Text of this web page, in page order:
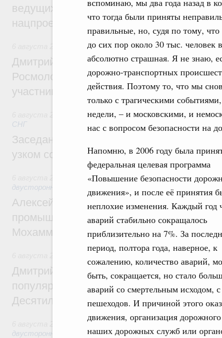
вспоминаю, мы два года назад в
что тогда были приняты
правильные, но, судя по тому,
до сих пор около 30 тыс. человек
абсолютно страшная. Я не знаю,
дорожно-транспортных
действия. Поэтому то, что мы
только с трагическими
недели, – и московскими, и
нас с вопросом безопасности на
Напомню, в 2006 году была
федеральная целевая программа
«Повышение безопасности
движения», и после её принятия
неплохие изменения. Каждый год
аварий стабильно сокращалось
приблизительно на 7%. За
период, полтора года, наверное, к
сожалению, количество аварий,
быть, сокращается, но стало
аварий со смертельным исходом,
пешеходов. И причиной этого
движения, организация
наших дорожных служб или
ведущих к спортивным объектам,
нацпроекту «Инфраструктура для
Молодёжная политика
Дмитрий Чернышенко, Сергей Кравцов и
Росмолодёжи Григорий Гуров
участников проекта «Кольцо открытий»
Евразийский экономический союз.
СНГ
Заседание Евразийского
узком составе
Экономические отношения с
двусторонней основе
Алексей Оверчук провёл рабочую
промышленности, недропользования и
Мохаммадом Атабаком
Внутренний и въездной туризм
Дмитрий Чернышенко: Порядка 110
популярного туризма в 35 регионах
Десятилетия науки и технологий
Экономические и гуманитарные
двусторонней основе